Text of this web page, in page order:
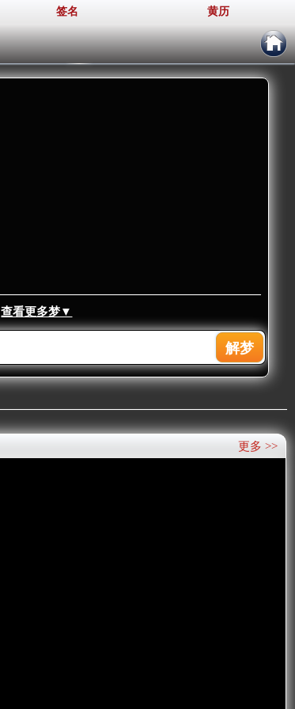
签名 黄历
查看更多梦▼
更多 >>